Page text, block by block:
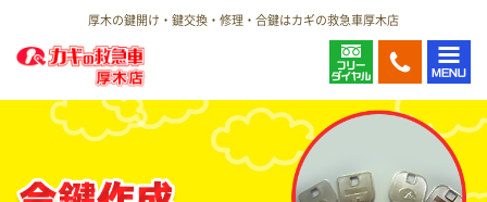
厚木の鍵開け・鍵交換・修理・合鍵はカギの救急車厚木店